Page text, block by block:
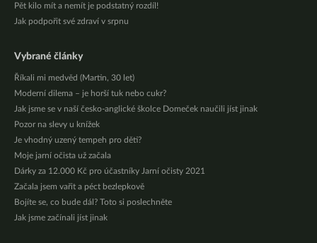
Pět kilo mít a nemít je podstatný rozdíl!
Jak podpořit své zdraví v srpnu
Vybrané články
Říkali mi medvěd (Martin, 30 let)
Moderní dilema – je horší tuk nebo cukr?
Jak jsme se v naší česko-anglické školce Domeček naučili jíst jinak
Pozor na slevy u knížek
Je vhodný uzený tempeh pro děti?
Moje jarní očista už začala
Dárky za 12.000 Kč pro účastníky Jarní očisty 2021
Začala jsem vařit a péct bezlepkově
Bojíte se, co bude dál? Toto si poslechněte
Jak jsme začínali jíst jinak